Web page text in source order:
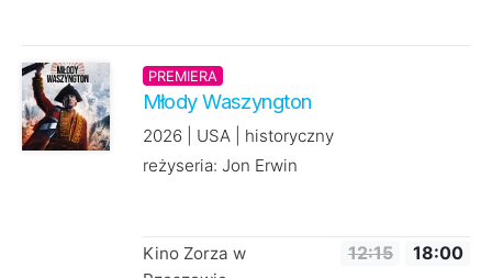
PREMIERA
Młody Waszyngton
2026 | USA | historyczny
reżyseria: Jon Erwin
Kino Zorza w
12:15 18:00